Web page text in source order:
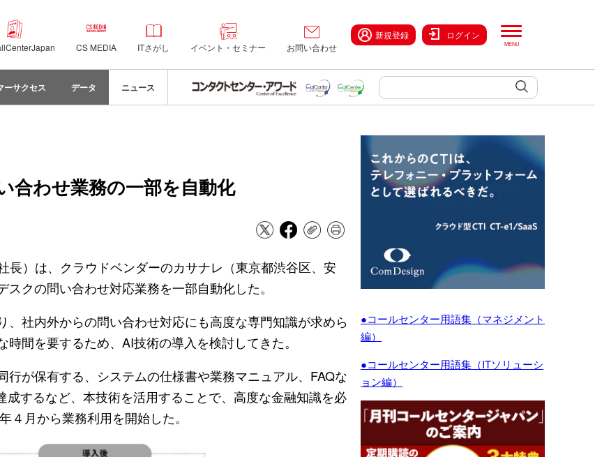
CS MEDIA ITさがし イベント・セミナー お問い合わせ
新規登録 ログイン
ーサクセス データ ニュース
合わせ業務の一部を自動化
）は、クラウドベンダーのカサナレ（東京都渋谷区、安
クの問い合わせ対応業務を一部自動化した。
社内外からの問い合わせ対応にも高度な専門知識が求めら
間を要するため、AI技術の導入を検討してきた。
が保有する、システムの仕様書や業務マニュアル、FAQな
するなど、本技術を活用することで、高度な金融知識を必
月から業務利用を開始した。
●コールセンター用語集（マネジメント
編）
●コールセンター用語集（ITソリューシ
ョン編）